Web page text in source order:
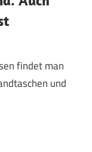
findet man
und